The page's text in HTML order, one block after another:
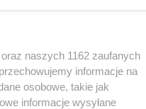
naszych 1162 zaufanych
informacje na
osobowe, takie jak
informacje wysyłane